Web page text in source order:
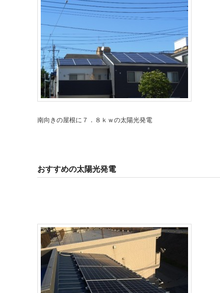
南向きの屋根に７．８ｋｗの太陽光発電
おすすめの太陽光発電